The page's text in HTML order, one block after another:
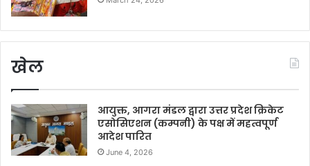
खेल
आयुक्त, आगरा मंडल द्वारा उत्तर प्रदेश क्रिकेट
एसोसिएशन (कम्पनी) के पक्ष में महत्वपूर्ण
आदेश पारित
June 4, 2026